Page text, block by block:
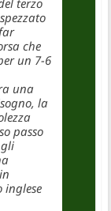
terzo
che
un 7-6
una
la
passo